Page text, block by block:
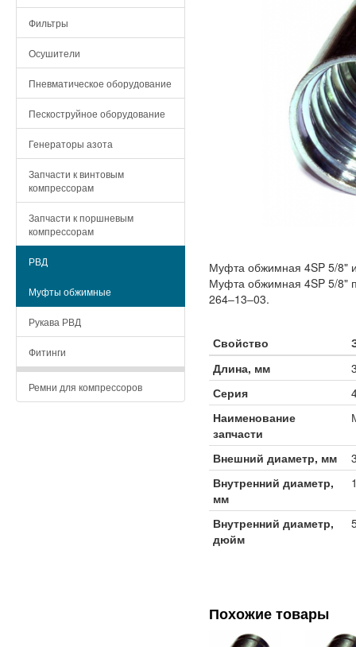
Фильтры
Осушители
Пневматическое оборудование
Пескоструйное оборудование
Генераторы азота
Запчасти к винтовым
компрессорам
Запчасти к поршневым
компрессорам
РВД
Муфты обжимные
Рукава РВД
Фитинги
Ремни для компрессоров
Муфта обжимная 4SP 5/8"
Муфта обжимная 4SP 5/8"
264‒13‒03.
Свойство
Длина, мм
Серия
Наименование
запчасти
Внешний диаметр, мм
Внутренний диаметр,
мм
Внутренний диаметр,
дюйм
Похожие товары